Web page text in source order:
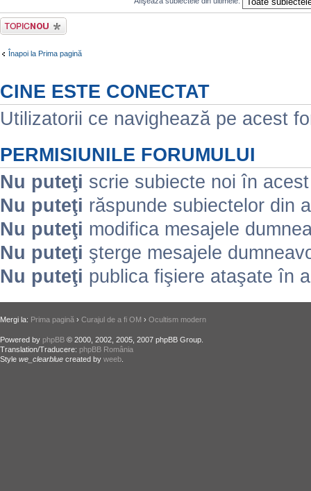
Scrie un subiect
nou
Înapoi la Prima pagină
CINE ESTE CONECTAT
Utilizatorii ce navighează pe acest
PERMISIUNILE FORUMULUI
Nu puteţi scrie subiecte noi în
Nu puteţi răspunde subiectelor din
Nu puteţi modifica mesajele
Nu puteţi şterge mesajele
Nu puteţi publica fişiere ataşate în
Mergi la: Prima pagină › Curajul de a fi OM › Ocultism modern
Powered by phpBB © 2000, 2002, 2005, 2007 phpBB Group.
Translation/Traducere: phpBB România
Style we_clearblue created by weeb